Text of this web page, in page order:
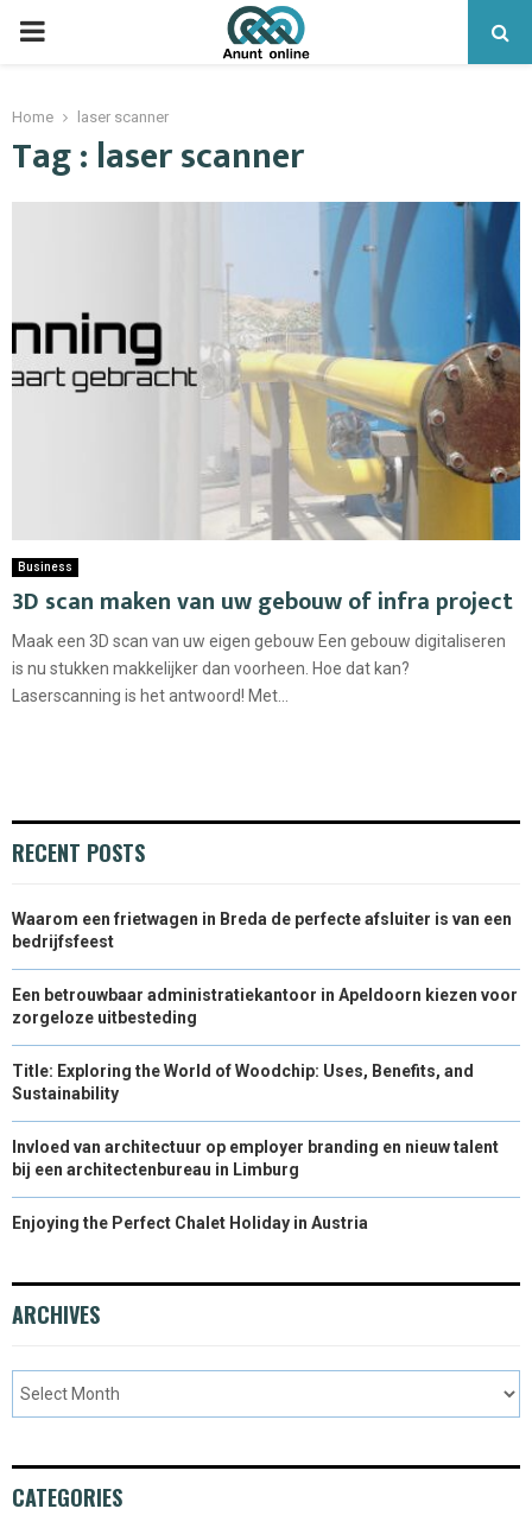
PRIMARY
Home laser scanner
Tag : laser scanner
Business
3D scan maken van uw gebouw of infra project
Maak een 3D scan van uw eigen gebouw Een gebouw digitaliseren
is nu stukken makkelijker dan voorheen. Hoe dat kan?
Laserscanning is het antwoord! Met...
RECENT POSTS
Waarom een frietwagen in Breda de perfecte afsluiter is van een
bedrijfsfeest
Een betrouwbaar administratiekantoor in Apeldoorn kiezen voor
zorgeloze uitbesteding
Title: Exploring the World of Woodchip: Uses, Benefits, and
Sustainability
Invloed van architectuur op employer branding en nieuw talent
bij een architectenbureau in Limburg
Enjoying the Perfect Chalet Holiday in Austria
ARCHIVES
CATEGORIES